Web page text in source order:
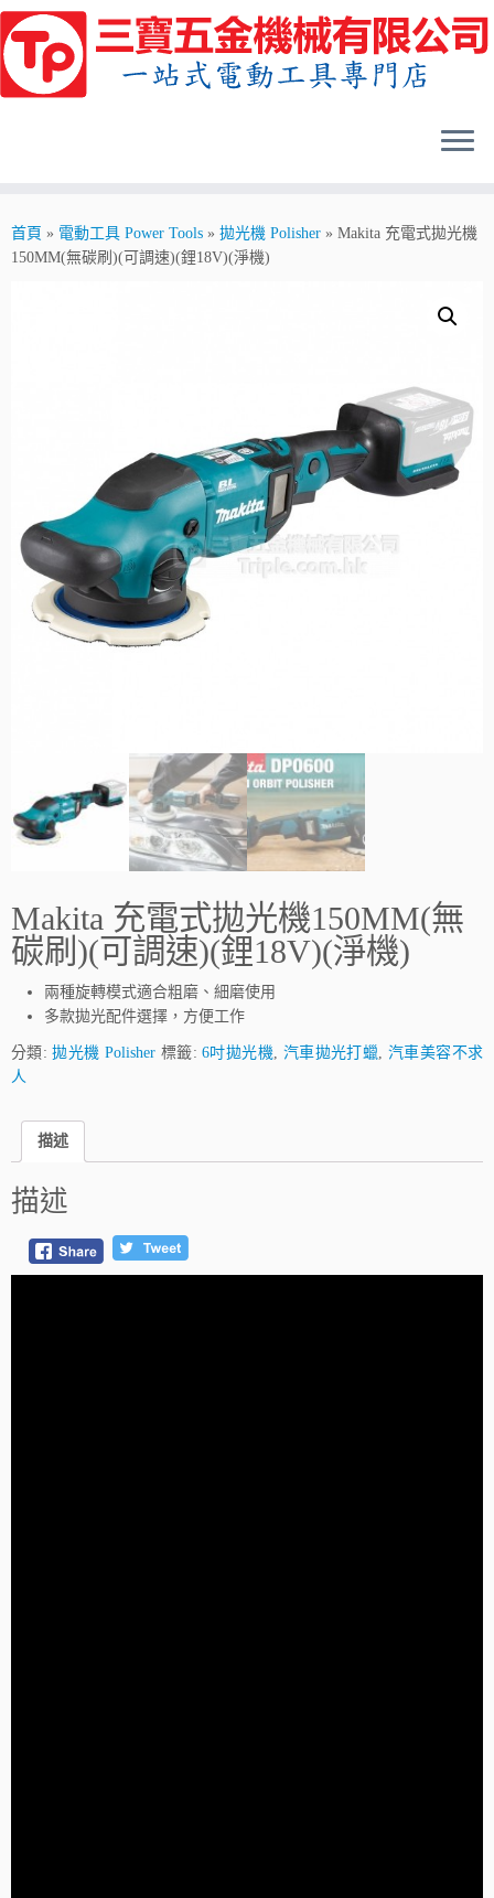
Skip
to
content
首頁 » 電動工具 Power Tools » 拋光機 Polisher » Makita 充電式拋光機
150MM(無碳刷)(可調速)(鋰18V)(淨機)
Makita 充電式拋光機150MM(無
碳刷)(可調速)(鋰18V)(淨機)
兩種旋轉模式適合粗磨、細磨使用
多款拋光配件選擇，方便工作
分類:拋光機 Polisher 標籤: 6吋拋光機 汽車拋光打蠟
汽車美容不求
人
描述
描述